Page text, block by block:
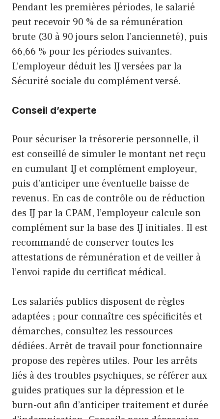
Pendant les premières périodes, le salarié
peut recevoir 90 % de sa rémunération
brute (30 à 90 jours selon l’ancienneté), puis
66,66 % pour les périodes suivantes.
L’employeur déduit les IJ versées par la
Sécurité sociale du complément versé.
Conseil d’experte
Pour sécuriser la trésorerie personnelle, il
est conseillé de simuler le montant net reçu
en cumulant IJ et complément employeur,
puis d’anticiper une éventuelle baisse de
revenus. En cas de contrôle ou de réduction
des IJ par la CPAM, l’employeur calcule son
complément sur la base des IJ initiales. Il est
recommandé de conserver toutes les
attestations de rémunération et de veiller à
l’envoi rapide du certificat médical.
Les salariés publics disposent de règles
adaptées ; pour connaître ces spécificités et
démarches, consultez les ressources
dédiées.Arrêt de travail pour fonctionnaire
propose des repères utiles. Pour les arrêts
liés à des troubles psychiques, se référer aux
guides pratiques sur la dépression et le
burn-out afin d’anticiper traitement et durée